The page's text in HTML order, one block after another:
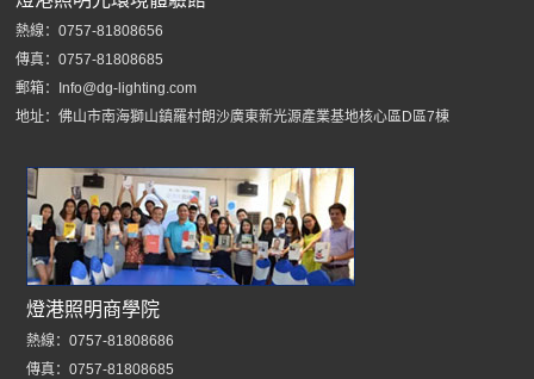
熱線：0757-81808656
傳真：0757-81808685
郵箱：Info@dg-lighting.com
地址：佛山市南海獅山鎮羅村朗沙廣東新光源產業基地核心區D區7棟
燈港照明商學院
熱線：0757-81808686
傳真：0757-81808685